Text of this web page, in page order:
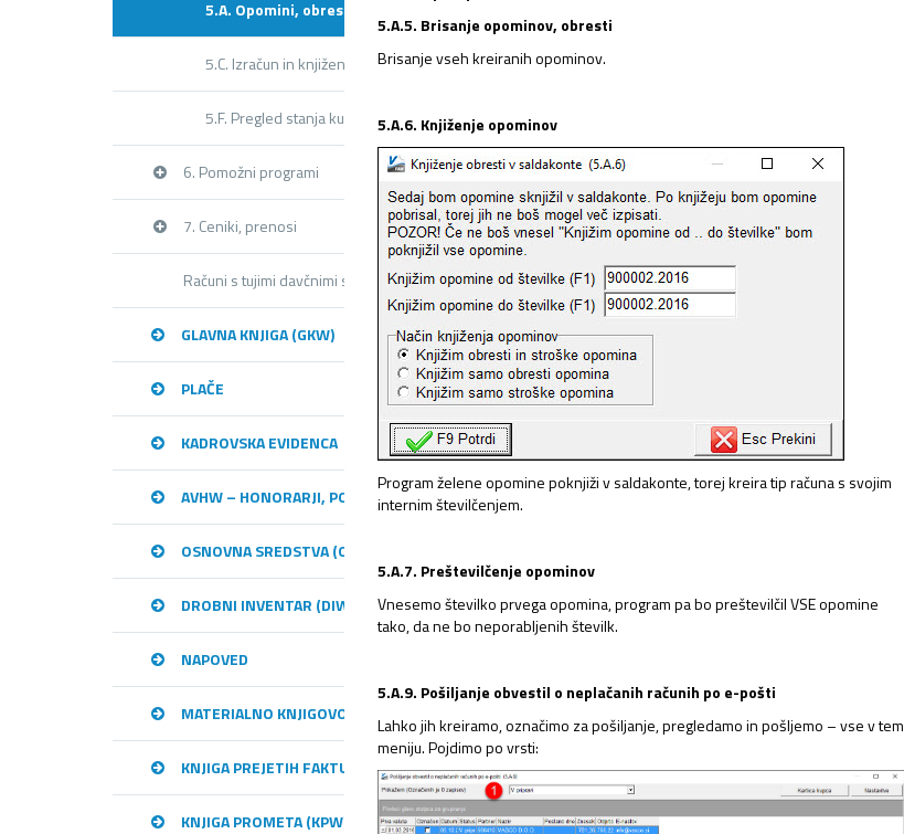
5.A. Opomini, obresti, obvestila
5.C. Izračun in knjiženje stotinskih razlik
5.F. Pregled stanja kupcev
6. Pomožni programi
7. Ceniki, prenosi
Računi s tujimi davčnimi stopnjami – OSS (modul)
GLAVNA KNJIGA (GKW)
PLAČE
KADROVSKA EVIDENCA
AVHW – HONORARJI, PODJEMNE POGODBE, NAJEMNINE,…
OSNOVNA SREDSTVA (OSW)
DROBNI INVENTAR (DIW)
NAPOVED
MATERIALNO KNJIGOVODSTVO (MKW)
KNJIGA PREJETIH FAKTUR (KPFW)
KNJIGA PROMETA (KPW)
5.A.5. Brisanje opominov, obresti
Brisanje vseh kreiranih opominov.
5.A.6. Knjiženje opominov
Program želene opomine poknjiži v saldakonte, torej kreira tip računa s svojim
internim številčenjem.
5.A.7. Preštevilčenje opominov
Vnesemo številko prvega opomina, program pa bo preštevilčil VSE opomine
tako, da ne bo neporabljenih številk.
5.A.9. Pošiljanje obvestil o neplačanih računih po e-pošti
Lahko jih kreiramo, označimo za pošiljanje, pregledamo in pošljemo – vse v tem
meniju. Pojdimo po vrsti: